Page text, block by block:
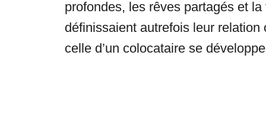
profondes, les rêves partagés et
définissaient autrefois leur
celle d’un colocataire se